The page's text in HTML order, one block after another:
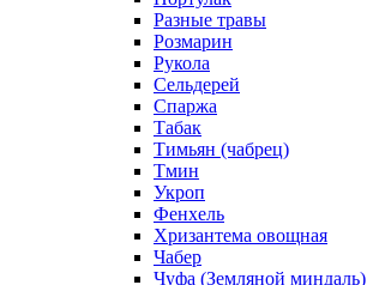
Разные травы
Розмарин
Рукола
Сельдерей
Спаржа
Табак
Тимьян (чабрец)
Тмин
Укроп
Фенхель
Хризантема овощная
Чабер
Чуфа (Земляной миндаль)